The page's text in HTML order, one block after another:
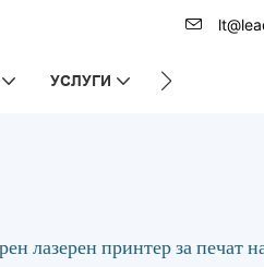
УСЛУГИ ЗА НАС
принтер за печат